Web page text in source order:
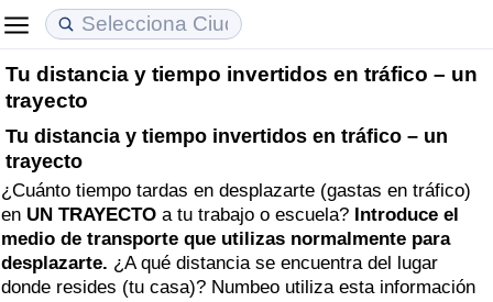
Tu distancia y tiempo invertidos en tráfico – un
trayecto
Tu distancia y tiempo invertidos en tráfico – un
trayecto
¿Cuánto tiempo tardas en desplazarte (gastas en tráfico)
en UN TRAYECTO a tu trabajo o escuela? Introduce el
medio de transporte que utilizas normalmente para
desplazarte. ¿A qué distancia se encuentra del lugar
donde resides (tu casa)? Numbeo utiliza esta información
Coste de vida
Índice de Costo de Vida (Actual)
Índice de Costo de Vida
Índice de costo de vida por país
Precios de las propiedades
Índice de Precios de Inmuebles (Actual)
Índice de Precios de Inmuebles
Índice de Precios de Inmuebles por País
Calidad de Vida
Índice de Calidad de Vida
Índice de Calidad de Vida (Actual)
Índice de calidad de vida por país